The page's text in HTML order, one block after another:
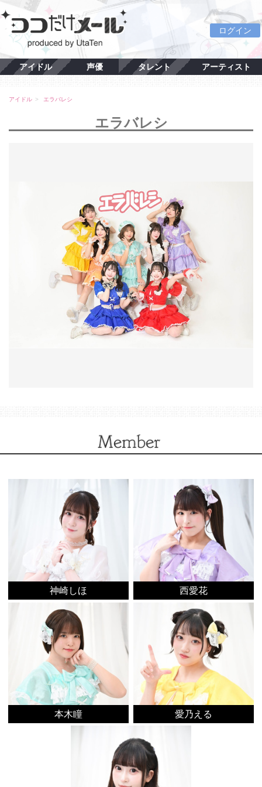
ログイン
アイドル 声優 タレント アーティスト
アイドル エラバレシ
エラバレシ
神崎しほ 西愛花
本木瞳 愛乃える